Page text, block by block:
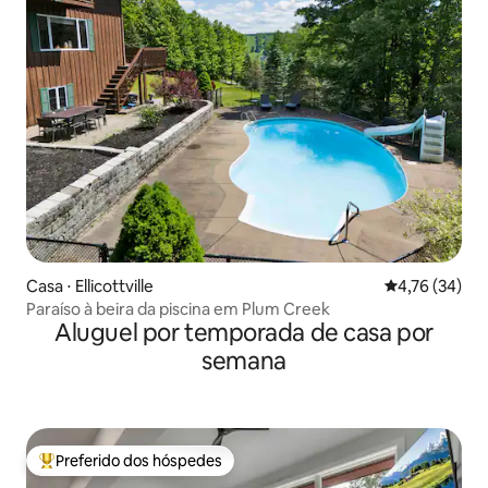
Casa ⋅ Ellicottville 4,76 de uma
4,76 (34)
Paraíso à beira da piscina em Plum Creek
Aluguel por temporada de casa por
semana
Entre os melhores preferidos dos hóspedes
Preferido dos hóspedes